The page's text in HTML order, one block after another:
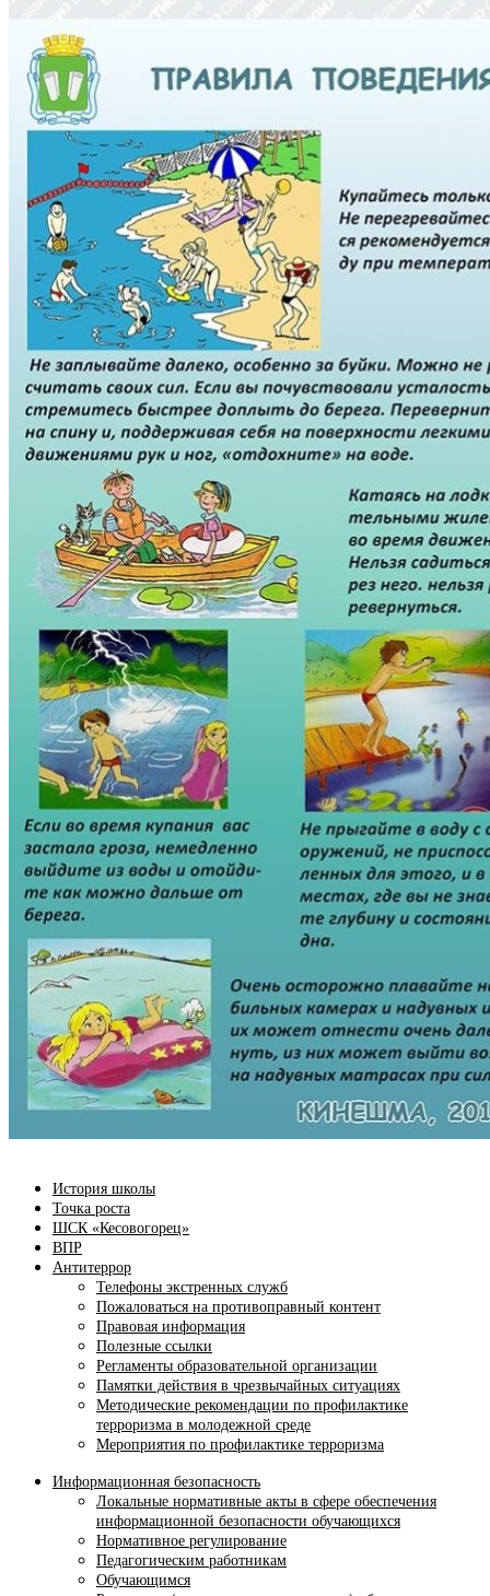
История школы
Точка роста
ШСК «Кесовогорец»
ВПР
Антитеррор
Телефоны экстренных служб
Пожаловаться на противоправный контент
Правовая информация
Полезные ссылки
Регламенты образовательной организации
Памятки действия в чрезвычайных ситуациях
Методические рекомендации по профилактике
терроризма в молодежной среде
Мероприятия по профилактике терроризма
Информационная безопасность
Локальные нормативные акты в сфере обеспечения
информационной безопасности обучающихся
Нормативное регулирование
Педагогическим работникам
Обучающимся